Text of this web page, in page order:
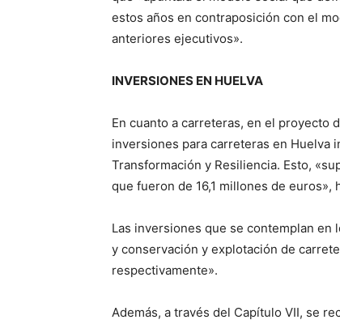
estos años en contraposición con el
anteriores ejecutivos».
INVERSIONES EN HUELVA
En cuanto a carreteras, en el proyecto
inversiones para carreteras en Huelva
Transformación y Resiliencia. Esto,
que fueron de 16,1 millones de euros»,
Las inversiones que se contemplan
y conservación y explotación de
respectivamente».
Además, a través del Capítulo VII, se